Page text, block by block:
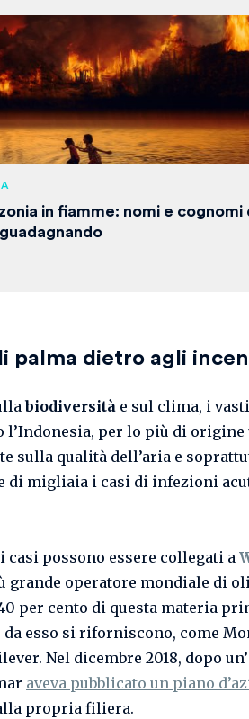
in fiamme: nomi e cognomi
palma dietro agli
biodiversità e sul clima, i
l’Indonesia, per lo più di origine
sulla qualità dell’aria e
di migliaia i casi di infezioni
possono essere collegati a
grande operatore mondiale di
per cento di questa materia
da esso si riforniscono, come
Nel dicembre 2018, dopo
aveva pubblicato un piano
propria filiera.